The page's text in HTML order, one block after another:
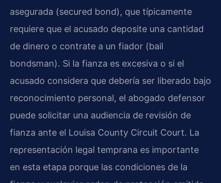
asegurada (secured bond), que típicamente
requiere que el acusado deposite una cantidad
de dinero o contrate a un fiador (bail
bondsman). Si la fianza es excesiva o si el
acusado considera que debería ser liberado bajo
reconocimiento personal, el abogado defensor
puede solicitar una audiencia de revisión de
fianza ante el Louisa County Circuit Court. La
representación legal temprana es importante
en esta etapa porque las condiciones de la